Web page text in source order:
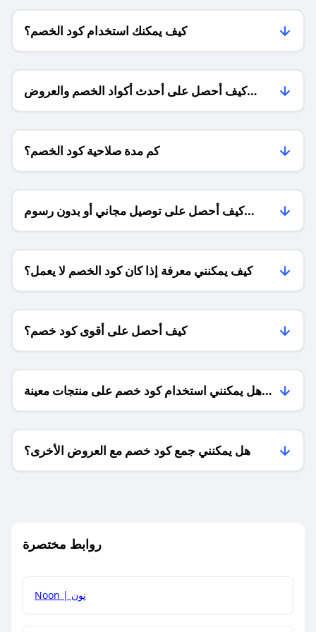
كيف يمكنك استخدام كود الخصم؟
كيف أحصل على أحدث أكواد الخصم والعروض
للمتاجر؟
كم مدة صلاحية كود الخصم؟
كيف أحصل على توصيل مجاني أو بدون رسوم
الشحن ؟
كيف يمكنني معرفة إذا كان كود الخصم لا يعمل؟
كيف أحصل على أقوى كود خصم؟
هل يمكنني استخدام كود خصم على منتجات معينة
فقط؟
هل يمكنني جمع كود خصم مع العروض الأخرى؟
روابط مختصرة
Noon | نون